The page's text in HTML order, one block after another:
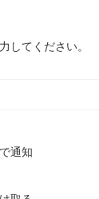
してください。
通知